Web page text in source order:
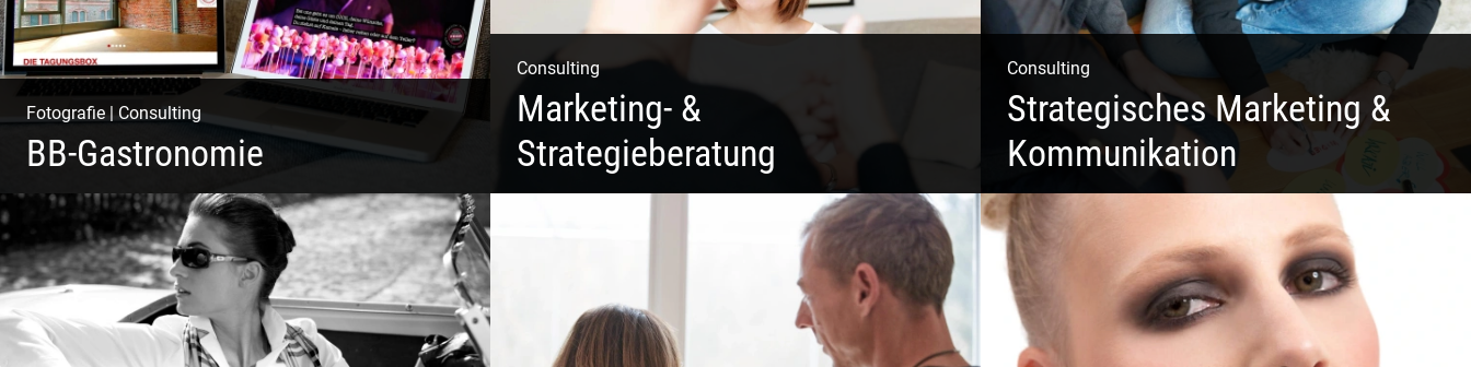
Fotografie | Consulting
BB-Gastronomie
Fotografie, Marketing & Design
Consulting
Marketing- &
Strategieberatung
Deine Produkte oder deine Dienstleistung auf den Markt
Consulting
Strategisches Marketing &
Kommunikation
Deine Darstellung nach außen und innen